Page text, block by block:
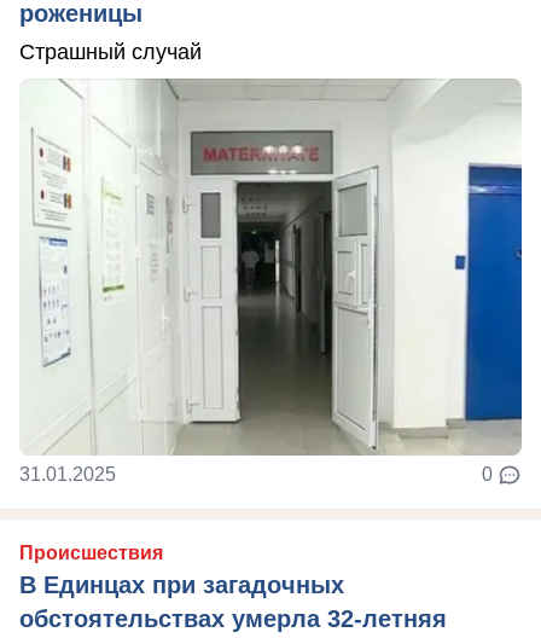
роженицы
Страшный случай
31.01.2025 0
Происшествия
В Единцах при загадочных
обстоятельствах умерла 32-летняя